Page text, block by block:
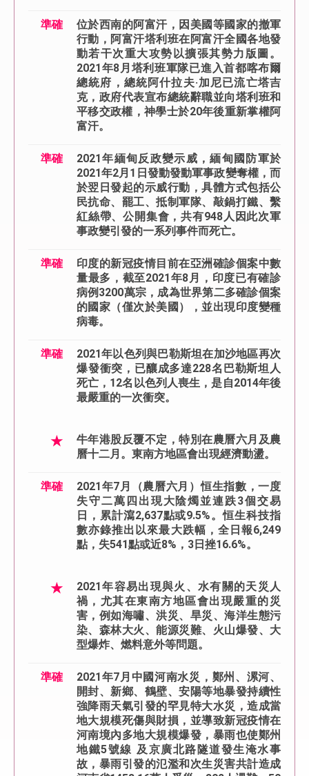
準確
位於西南的阿富汗，因美國等國家的撤軍
行動，阿富汗塔利班在阿富汗全國各地發
動若干次重大攻勢以擴張其勢力版圖。
2021年8月塔利班軍隊已進入首都喀布爾
總統府，總統阿什拉夫·加尼已流亡塔吉
克，政府代表宣布總統辭職並向塔利班和
平移交政權，神學士於20年後重新掌權阿
富汗。
準確
2021年緬甸反政變示威，緬甸國防軍於
2021年2月1日發動發動軍事政變奪權，而
於翌日發起的示威行動，具體方式包括公
民抗命、罷工、抵制軍隊、敲鍋打鐵、繫
紅絲帶、公開集會，共有948人因此次軍
事政變引發的一系列事件而死亡。
準確
印度的新冠疫情目前在亞洲確診個案中數
量最多，截至2021年8月，印度已有確診
病例3200萬宗，成為世界第二多確診個案
的國家（僅次於美國），並出現印度變種
病毒。
準確
2021年以色列與巴勒斯坦在加沙地區再次
爆發衝突，已釀成多達228名巴勒斯坦人
死亡，12名以色列人喪生，是自2014年後
最嚴重的一次衝突。
★
牛年港股反覆不定，特別在農曆六月及農
曆十二月。東南方地區會出現經濟動盪。
準確
2021年7月（農曆六月）恒生指數，一度
失守二萬四出現大陰燭並連跌3個交易
日，累計瀉2,637點或9.5%。恒生科技指
數亦錄推出以來最大跌幅，全日報6,249
點，失541點或近8%，3日挫16.6%。
★
2021年容易出現與火、水有關的天災人
禍，尤其在東南方地區會出現嚴重的災
害，例如海嘯、洪災、旱災、海洋生態污
染、森林大火、能源災難、火山爆發、大
型爆炸、燃料意外等問題。
準確
2021年7月中國河南水災，鄭州、漯河、
開封、新鄉、鶴壁、安陽等地暴發持續性
強降雨天氣引發的罕見特大水災，造成當
地大規模死傷與財損，並導致新冠疫情在
河南境內多地大規模爆發，暴雨也使鄭州
地鐵5號線 及京廣北路隧道發生淹水事
故，暴雨引發的氾濫和次生災害共計造成